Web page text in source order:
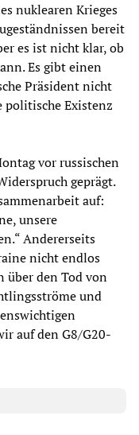
nuklearen Krieges
bereit
es ist nicht klar, ob
Es gibt einen
Präsident nicht
politische Existenz
vor russischen
geprägt.
auf:
unsere
Andererseits
nicht endlos
über den Tod von
und
auf den G8/G20-